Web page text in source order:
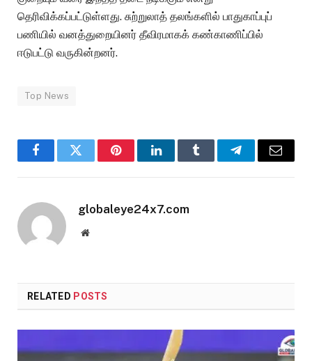
தெரிவிக்கப்பட்டுள்ளது. சுற்றுலாத் தலங்களில் பாதுகாப்புப்
பணியில் வனத்துறையினர் தீவிரமாகக் கண்காணிப்பில்
ஈடுபட்டு வருகின்றனர்.
Top News
FacebookTwitter PinterestLinkedInTumblr TelegramEmail
globaleye24x7.com
Website
RELATED POSTS